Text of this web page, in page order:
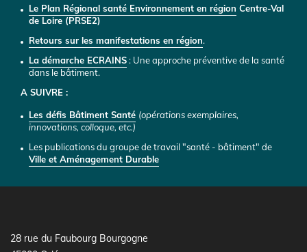
Le Plan Régional santé Environnement en région Centre-Val
de Loire (PRSE2)
Retours sur les manifestations en région.
La démarche ECRAINS: Une approche préventive de la santé
dans le bâtiment.
A SUIVRE :
Les défis Bâtiment Santé (opérations exemplaires,
innovations, colloque, etc.)
Les publications du groupe de travail "santé - bâtiment" de
Ville et Aménagement Durable
28 rue du Faubourg Bourgogne